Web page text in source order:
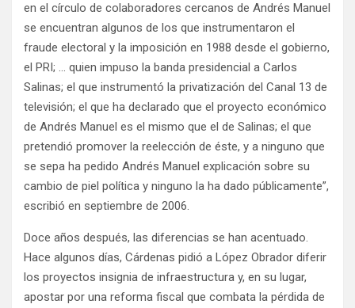
en el círculo de colaboradores cercanos de Andrés Manuel
se encuentran algunos de los que instrumentaron el
fraude electoral y la imposición en 1988 desde el gobierno,
el PRI; … quien impuso la banda presidencial a Carlos
Salinas; el que instrumentó la privatización del Canal 13 de
televisión; el que ha declarado que el proyecto económico
de Andrés Manuel es el mismo que el de Salinas; el que
pretendió promover la reelección de éste, y a ninguno que
se sepa ha pedido Andrés Manuel explicación sobre su
cambio de piel política y ninguno la ha dado públicamente”,
escribió en septiembre de 2006.
Doce años después, las diferencias se han acentuado.
Hace algunos días, Cárdenas pidió a López Obrador diferir
los proyectos insignia de infraestructura y, en su lugar,
apostar por una reforma fiscal que combata la pérdida de